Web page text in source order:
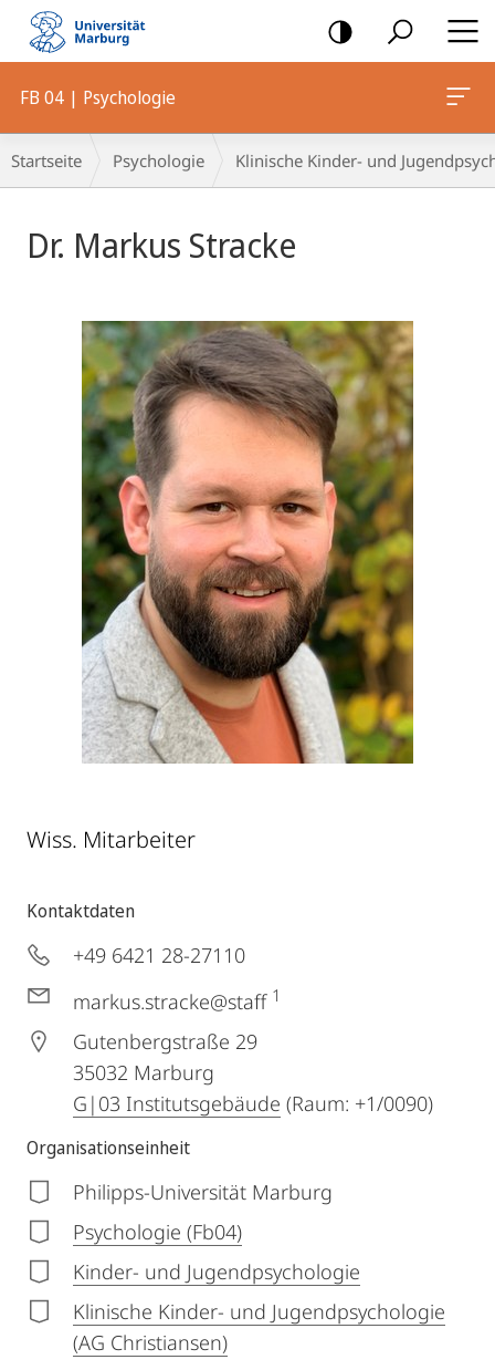
Mobile-
Navigation
FB 04 | Psychologie
Breadcrumb-
Navigation
Startseite Psychologie Klinische Kinder- und
Dr. Markus Stracke
Wiss. Mitarbeiter
Kontaktdaten
+49 6421 28-27110
markus.stracke@staff 1
Gutenbergstraße 29
35032 Marburg
G|03 Institutsgebäude (Raum: +1/0090)
Organisationseinheit
Philipps-Universität Marburg
Psychologie (Fb04)
Kinder- und Jugendpsychologie
Klinische Kinder- und Jugendpsychologie
(AG Christiansen)